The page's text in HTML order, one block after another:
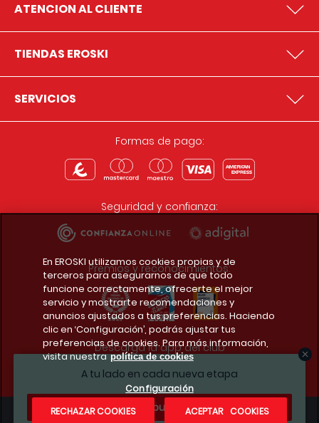
A tu lado en cada nueva etapa
¿Te apuntas?
ATENCION AL CLIENTE
TIENDAS EROSKI
SERVICIOS
Formas de pago:
Seguridad y confianza:
Premios y reconocimientos:
Descarga la app del club
En EROSKI utilizamos cookies propias y de
terceros para asegurarnos de que todo
funcione correctamente, ofrecerte el mejor
servicio y mostrarte recomendaciones y
anuncios ajustados a tus preferencias. Haciendo
clic en ‘Configuración’, podrás ajustar tus
preferencias de cookies. Para más información,
visita nuestra política de cookies
Configuración
RECHAZAR COOKIES
ACEPTAR COOKIES